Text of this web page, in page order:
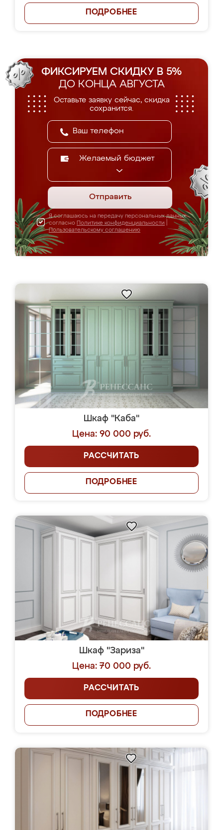
ПОДРОБНЕЕ
ФИКСИРУЕМ СКИДКУ В 5%
ДО КОНЦА АВГУСТА
Оставьте заявку сейчас, скидка
сохранится.
Желаемый бюджет
Отправить
Я соглашаюсь на передачу персональных данных
согласно Политике конфиденциальности
Пользовательскому соглашению
Шкаф "Каба"
Цена: 90 000 руб.
РАССЧИТАТЬ
ПОДРОБНЕЕ
Шкаф "Зариза"
Цена: 70 000 руб.
РАССЧИТАТЬ
ПОДРОБНЕЕ